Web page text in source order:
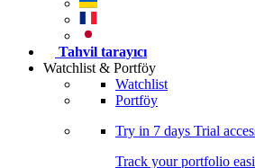
Tahvil tarayıcı
Watchlist & Portföy
Watchlist
Portföy
Try in 7 days Trial
Track your portfolio